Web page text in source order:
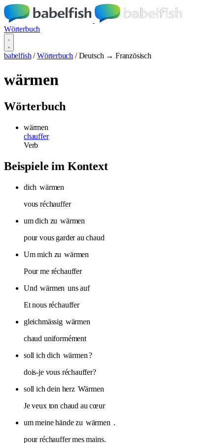
Wörterbuch
babelfish / Wörterbuch / Deutsch → Französisch
wärmen
Wörterbuch
wärmen
chauffer
Verb
Beispiele im Kontext
dich wärmen
vous réchauffer
um dich zu wärmen
pour vous garder au chaud
Um mich zu wärmen
Pour me réchauffer
Und wärmen uns auf
Et nous réchauffer
gleichmässig wärmen
chaud uniformément
soll ich dich wärmen?
dois-je vous réchauffer?
soll ich dein herz Wärmen
Je veux ton chaud au cœur
um meine hände zu wärmen .
pour réchauffer mes mains.